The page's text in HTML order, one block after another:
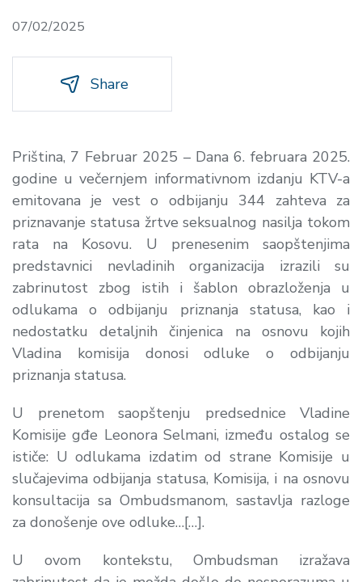
07/02/2025
Share
Priština, 7 Februar 2025 – Dana 6. februara 2025.
godine u večernjem informativnom izdanju KTV-a
emitovana je vest o odbijanju 344 zahteva za
priznavanje statusa žrtve seksualnog nasilja tokom
rata na Kosovu. U prenesenim saopštenjima
predstavnici nevladinih organizacija izrazili su
zabrinutost zbog istih i šablon obrazloženja u
odlukama o odbijanju priznanja statusa, kao i
nedostatku detaljnih činjenica na osnovu kojih
Vladina komisija donosi odluke o odbijanju
priznanja statusa.
U prenetom saopštenju predsednice Vladine
Komisije gđe Leonora Selmani, između ostalog se
ističe: U odlukama izdatim od strane Komisije u
slučajevima odbijanja statusa, Komisija, i na osnovu
konsultacija sa Ombudsmanom, sastavlja razloge
za donošenje ove odluke…[…].
U ovom kontekstu, Ombudsman izražava